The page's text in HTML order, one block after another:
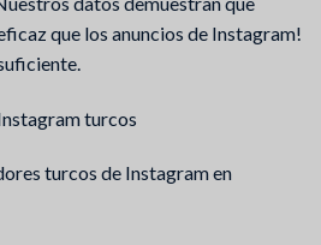
que los anuncios de Instagram!
turcos
turcos de Instagram en